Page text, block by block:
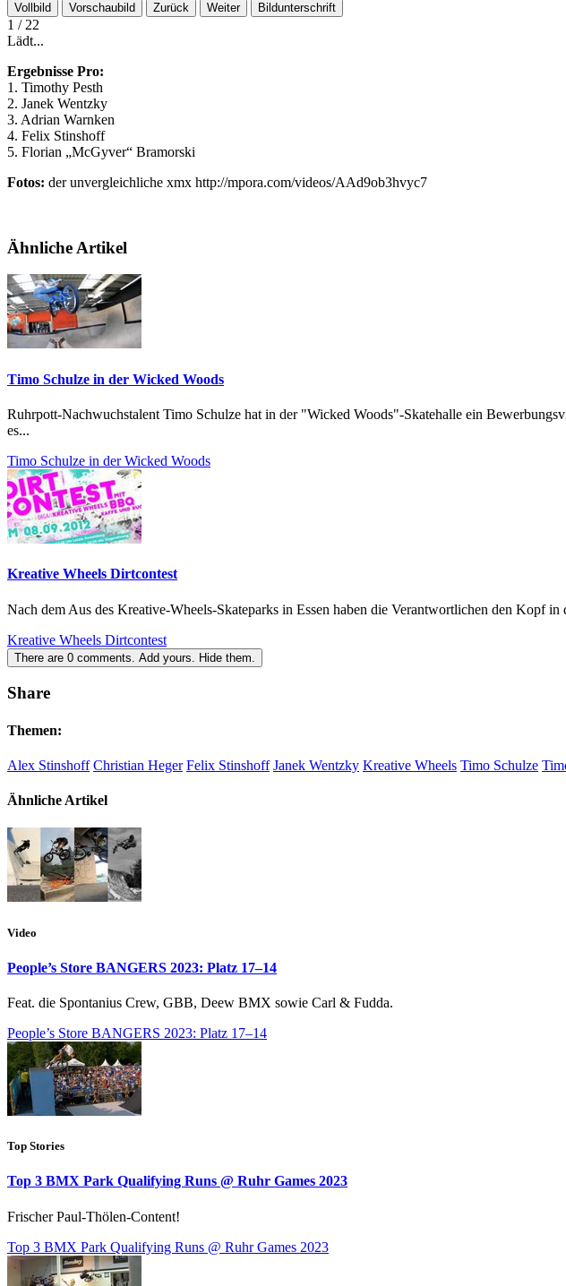
Vollbild Vorschaubild Zurück Weiter Bildunterschrift
1 / 22
Lädt...
Ergebnisse Pro:
1. Timothy Pesth
2. Janek Wentzky
3. Adrian Warnken
4. Felix Stinshoff
5. Florian „McGyver“ Bramorski
Fotos: der unvergleichliche xmx http://mpora.com/videos/AAd9ob3hvyc7
Ähnliche Artikel
Timo Schulze in der Wicked Woods
Ruhrpott-Nachwuchstalent Timo Schulze hat in der "Wicked Woods"-Skatehalle ein
es...
Timo Schulze in der Wicked Woods
Kreative Wheels Dirtcontest
Nach dem Aus des Kreative-Wheels-Skateparks in Essen haben die Verantwortlichen den Kopf
Kreative Wheels Dirtcontest
There are 0 comments. Add yours. Hide them.
Share
Themen:
Alex Stinshoff Christian Heger Felix Stinshoff Janek Wentzky Kreative Wheels Timo Schulze
Ähnliche Artikel
Video
People’s Store BANGERS 2023: Platz 17–14
Feat. die Spontanius Crew, GBB, Deew BMX sowie Carl & Fudda.
People’s Store BANGERS 2023: Platz 17–14
Top Stories
Top 3 BMX Park Qualifying Runs @ Ruhr Games 2023
Frischer Paul-Thölen-Content!
Top 3 BMX Park Qualifying Runs @ Ruhr Games 2023